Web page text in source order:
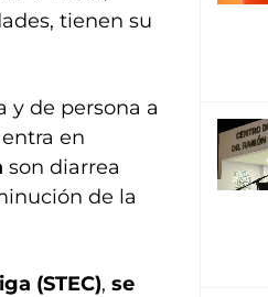
tienen su
y de persona a
en
son diarrea
de la
(STEC), se